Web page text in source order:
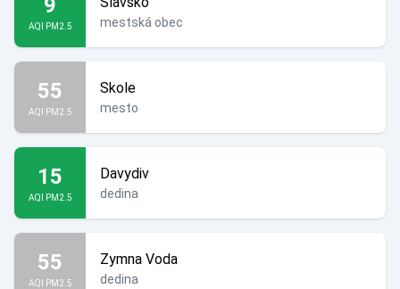
AQI PM2.5 mestská obec
55
AQI PM2.5
Skole
mesto
15
AQI PM2.5
Davydiv
dedina
55
AQI PM2.5
Zymna Voda
dedina